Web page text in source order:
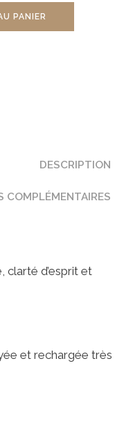
PANIER
DESCRIPTION
COMPLÉMENTAIRES
clarté d’esprit et
et rechargée très